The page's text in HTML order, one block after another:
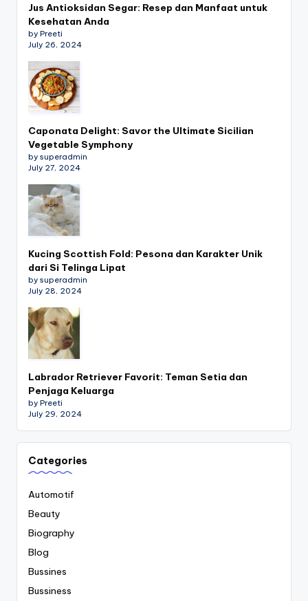
Jus Antioksidan Segar: Resep dan Manfaat untuk
Kesehatan Anda
by Preeti
July 26, 2024
Caponata Delight: Savor the Ultimate Sicilian
Vegetable Symphony
by superadmin
July 27, 2024
Kucing Scottish Fold: Pesona dan Karakter Unik
dari Si Telinga Lipat
by superadmin
July 28, 2024
Labrador Retriever Favorit: Teman Setia dan
Penjaga Keluarga
by Preeti
July 29, 2024
Categories
Automotif
Beauty
Biography
Blog
Bussines
Bussiness